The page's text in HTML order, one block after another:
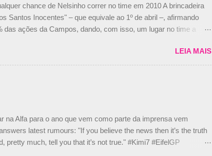
chance de Nelsinho correr no time em 2010 A brincadeira
Santos Inocentes" – que equivale ao 1º de abril –, afirmando
das ações da Campos, dando, com isso, um lugar no time a
não será o companheiro de Bruno Senna em 2010. "Na
admitiu Audetto. “Mas depois de ter assinado com Bruno
explicou, dizendo ainda que não tem nada contra o filho do
LEIA MAIS
na Alfa para o ano que vem como parte da imprensa vem
latest rumours: "If you believe the news then it’s the truth
pretty much, tell you that it’s not true." #Kimi7 #EifelGP